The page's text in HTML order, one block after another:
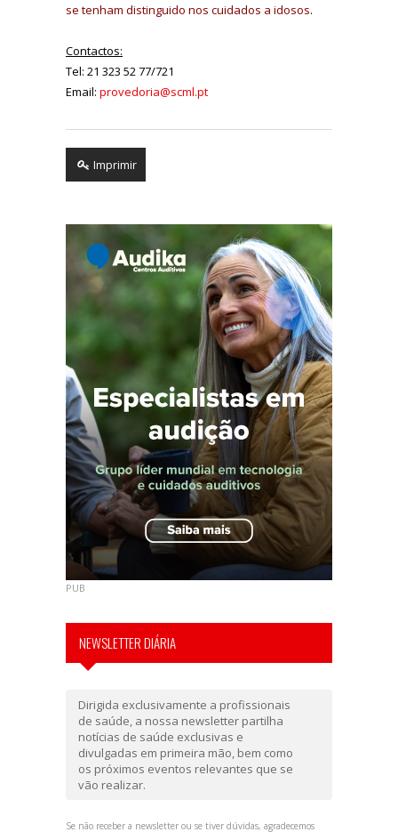
se tenham distinguido nos cuidados a idosos.
Contactos:
Tel: 21 323 52 77/721
Email: provedoria@scml.pt
Imprimir
PUB
NEWSLETTER DIÁRIA
Dirigida exclusivamente a profissionais
de saúde, a nossa newsletter partilha
notícias de saúde exclusivas e
divulgadas em primeira mão, bem como
os próximos eventos relevantes que se
vão realizar.
Se não receber a newsletter ou se tiver dúvidas, agradecemos